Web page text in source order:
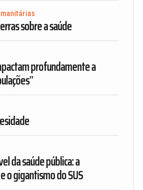
sobre a saúde
profundamente a
da saúde pública: a
o gigantismo do SUS